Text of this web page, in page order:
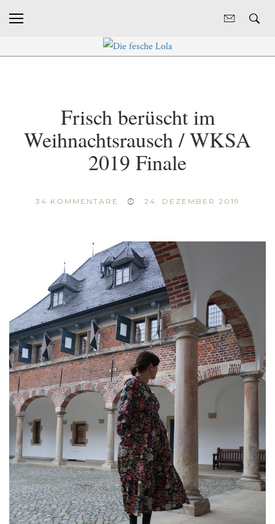
Frisch berüscht im
Weihnachtsrausch / WKSA
2019 Finale
34 KOMMENTARE 24. DEZEMBER 2019